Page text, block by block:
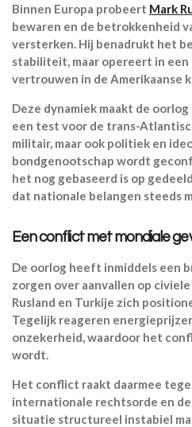
Binnen Europa probeert Mark
bewaren en de betrokkenheid
versterken. Hij benadrukt het
stabiliteit, maar opereert in
vertrouwen in de Amerikaanse
Deze dynamiek maakt de
een test voor de trans-
militair, maar ook politiek en
bondgenootschap wordt
het nog gebaseerd is op
dat nationale belangen steeds
Een conflict met mondiale
De oorlog heeft inmiddels een
zorgen over aanvallen op
Rusland en Turkije zich
Tegelijk reageren
onzekerheid, waardoor het
wordt.
Het conflict raakt daarmee
internationale rechtsorde en
situatie structureel instabiel